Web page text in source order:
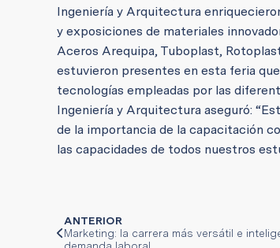
Ingeniería y Arquitectura
y exposiciones de materiales
Aceros Arequipa, Tuboplast,
estuvieron presentes en esta feria
tecnologías empleadas por las
Ingeniería y Arquitectura aseguró:
de la importancia de la capacitación
las capacidades de todos nuestros
ANTERIOR
Marketing: la carrera más versátil e